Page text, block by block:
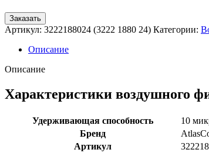
Заказать
Артикул: 3222188024 (3222 1880 24) Категории:
Описание
Описание
Характеристики воздушного
Удерживающая способность
10
Бренд
Артикул